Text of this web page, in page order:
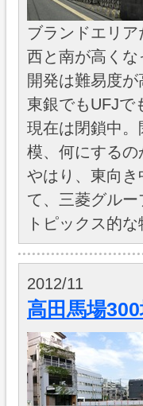
ブランドエリア
西と南が高く
開発は難易度が
東銀でもUFJで
現在は閉鎖中
模、何にするの
やはり、東向
て、三菱グルー
トピックス的
2012/11
高田馬場